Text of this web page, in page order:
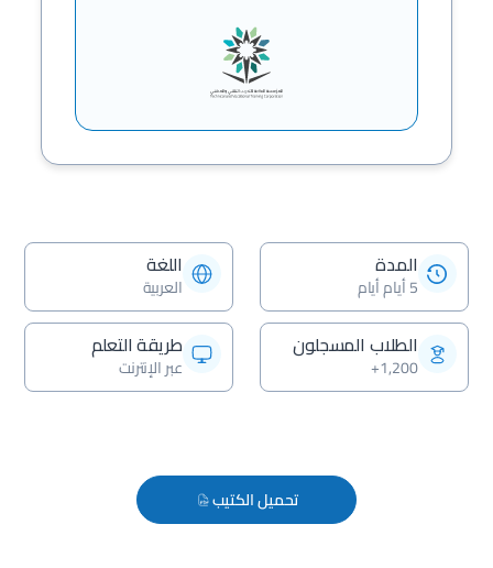
المدة
5 أيام أيام
اللغة
العربية
الطلاب المسجلون
1,200+
طريقة التعلم
عبر الإنترنت
تحميل الكتيب